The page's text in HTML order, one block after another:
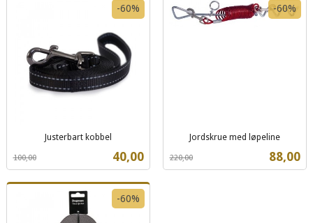
Justerbart kobbel
Tilbud
40,00
100,00
-60%
mva.
Jordskrue med løpeline
Tilbud
88,00
220,00
-60%
mva.
-60%